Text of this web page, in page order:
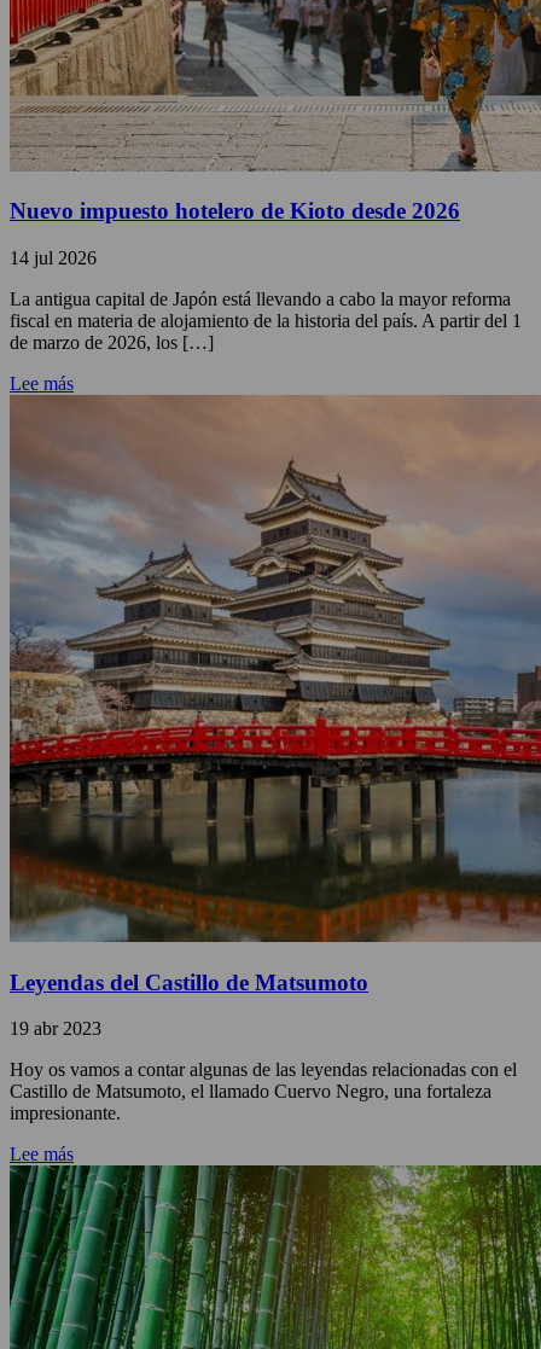
Nuevo impuesto hotelero de Kioto desde 2026
14 jul 2026
La antigua capital de Japón está llevando a cabo la mayor reforma
fiscal en materia de alojamiento de la historia del país. A partir del 1
de marzo de 2026, los […]
Lee más
Leyendas del Castillo de Matsumoto
19 abr 2023
Hoy os vamos a contar algunas de las leyendas relacionadas con el
Castillo de Matsumoto, el llamado Cuervo Negro, una fortaleza
impresionante.
Lee más